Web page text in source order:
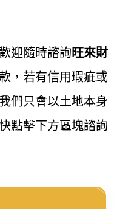
迎隨時諮詢旺來財
，若有信用瑕疵或
們只會以土地本身
點擊下方區塊諮詢